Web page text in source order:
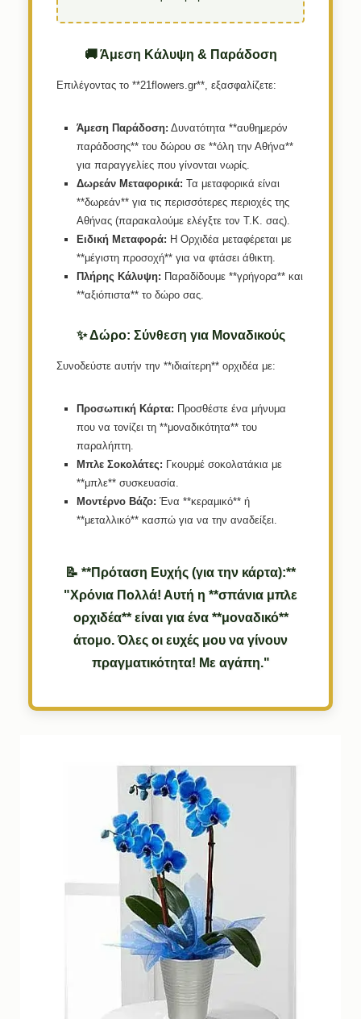
🚚 Άμεση Κάλυψη & Παράδοση
Επιλέγοντας το **21flowers.gr**, εξασφαλίζετε:
Άμεση Παράδοση: Δυνατότητα **αυθημερόν
παράδοσης** του δώρου σε **όλη την Αθήνα**
για παραγγελίες που γίνονται νωρίς.
Δωρεάν Μεταφορικά: Τα μεταφορικά είναι
**δωρεάν** για τις περισσότερες περιοχές της
Αθήνας (παρακαλούμε ελέγξτε τον Τ.Κ. σας).
Ειδική Μεταφορά: Η Ορχιδέα μεταφέρεται με
**μέγιστη προσοχή** για να φτάσει άθικτη.
Πλήρης Κάλυψη: Παραδίδουμε **γρήγορα** και
**αξιόπιστα** το δώρο σας.
✨ Δώρο: Σύνθεση για Μοναδικούς
Συνοδεύστε αυτήν την **ιδιαίτερη** ορχιδέα με:
Προσωπική Κάρτα: Προσθέστε ένα μήνυμα
που να τονίζει τη **μοναδικότητα** του
παραλήπτη.
Μπλε Σοκολάτες: Γκουρμέ σοκολατάκια με
**μπλε** συσκευασία.
Μοντέρνο Βάζο: Ένα **κεραμικό** ή
**μεταλλικό** κασπώ για να την αναδείξει.
📝 **Πρόταση Ευχής (για την κάρτα):**
"Χρόνια Πολλά! Αυτή η **σπάνια μπλε
ορχιδέα** είναι για ένα **μοναδικό**
άτομο. Όλες οι ευχές μου να γίνουν
πραγματικότητα! Με αγάπη."